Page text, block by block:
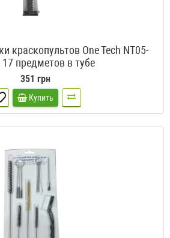
краскопультов One Tech NT05-
17 предметов в тубе
351 грн
Купить